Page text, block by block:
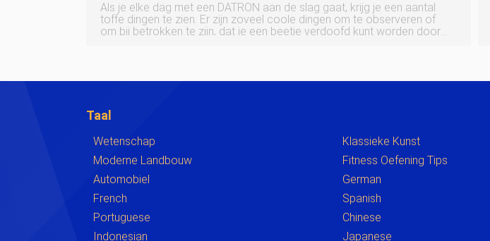
Als je elke dag met een DATRON aan de slag gaat, krijg je een aantal
toffe dingen te zien. Er zijn zoveel coole dingen om te observeren of
om bij betrokken te zijn, dat je een beetje verdoofd kunt worden door
Taal
Wetenschap
Klassieke Kunst
Moderne Landbouw
Fitness Oefening Tips
Automobiel
German
French
Spanish
Portuguese
Chinese
Indonesian
Japanese